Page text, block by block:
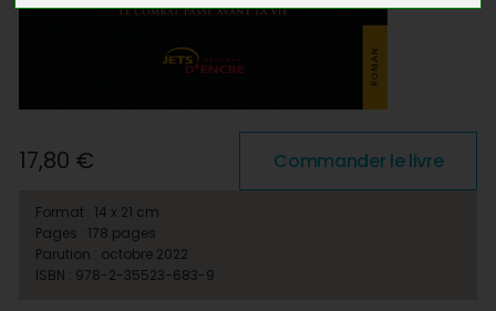
17,80 € Commander le livre
Format : 14 x 21 cm
Pages : 178 pages
Parution : octobre 2022
ISBN : 978-2-35523-683-9